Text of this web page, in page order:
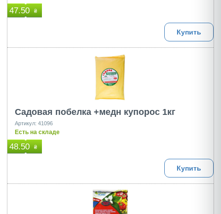
47.50 ₴
Купить
Садовая побелка +медн купорос 1кг
Артикул: 41096
Есть на складе
48.50 ₴
Купить